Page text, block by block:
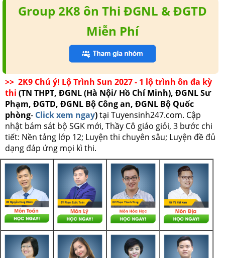
Group 2K8 ôn Thi ĐGNL & ĐGTD
Miễn Phí
>> 2K9 Chú ý! Lộ Trình Sun 2027 - 1 lộ trình ôn đa kỳ
thi (TN THPT, ĐGNL (Hà Nội/ Hồ Chí Minh), ĐGNL Sư
Phạm, ĐGTD, ĐGNL Bộ Công an, ĐGNL Bộ Quốc
phòng- Click xem ngay)tại Tuyensinh247.com. Cập
nhật bám sát bộ SGK mới, Thầy Cô giáo giỏi, 3 bước chi
tiết: Nền tảng lớp 12; Luyện thi chuyên sâu; Luyện đề đủ
dạng đáp ứng mọi kì thi.